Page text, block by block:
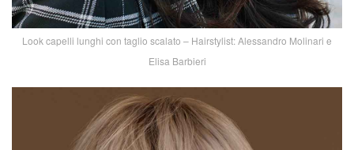
Look capelli lunghi con taglio scalato – Hairstylist: Alessandro Molinari e
Elisa Barbieri